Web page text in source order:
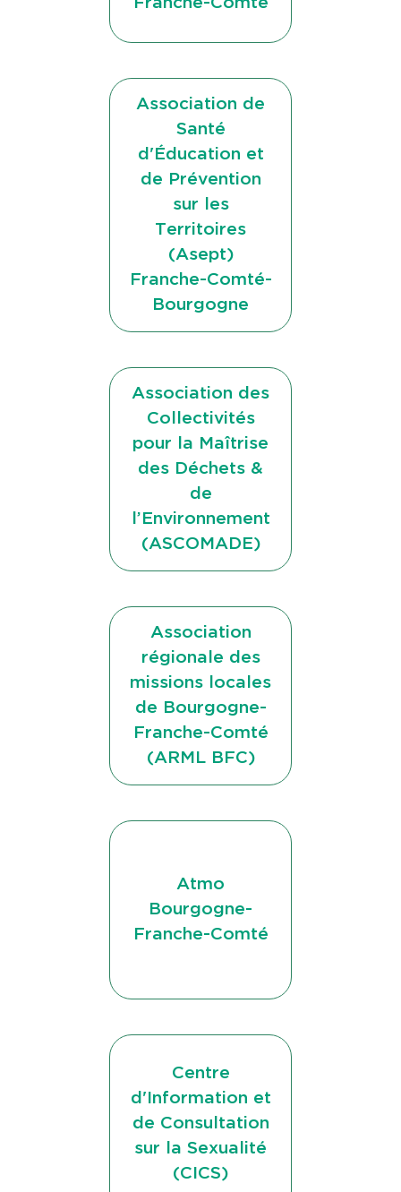
Franche-Comté
Association de
Santé
d'Éducation et
de Prévention
sur les
Territoires
(Asept)
Franche-Comté-
Bourgogne
Association des
Collectivités
pour la Maîtrise
des Déchets &
de
l’Environnement
(ASCOMADE)
Association
régionale des
missions locales
de Bourgogne-
Franche-Comté
(ARML BFC)
Atmo
Bourgogne-
Franche-Comté
Centre
d'Information et
de Consultation
sur la Sexualité
(CICS)